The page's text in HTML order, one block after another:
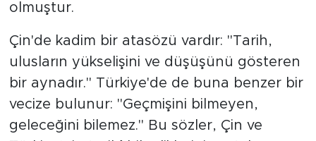
olmuştur.
Çin'de kadim bir atasözü vardır: "Tarih,
ulusların yükselişini ve düşüşünü gösteren
bir aynadır." Türkiye'de de buna benzer bir
vecize bulunur: "Geçmişini bilmeyen,
geleceğini bilemez." Bu sözler, Çin ve